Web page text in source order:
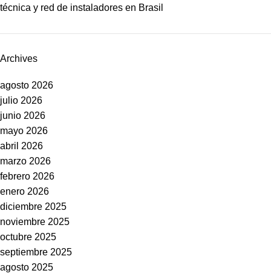
técnica y red de instaladores en Brasil
Archives
agosto 2026
julio 2026
junio 2026
mayo 2026
abril 2026
marzo 2026
febrero 2026
enero 2026
diciembre 2025
noviembre 2025
octubre 2025
septiembre 2025
agosto 2025